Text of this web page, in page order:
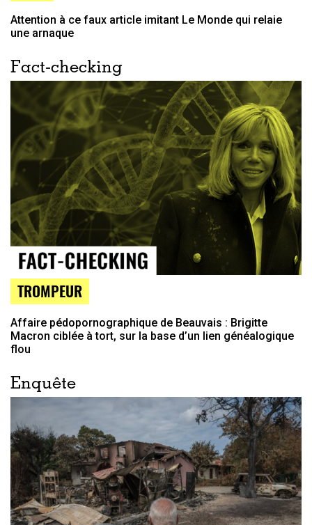
Attention à ce faux article imitant Le Monde qui relaie
une arnaque
Fact-checking
TROMPEUR
Affaire pédopornographique de Beauvais : Brigitte
Macron ciblée à tort, sur la base d’un lien généalogique
flou
Enquête